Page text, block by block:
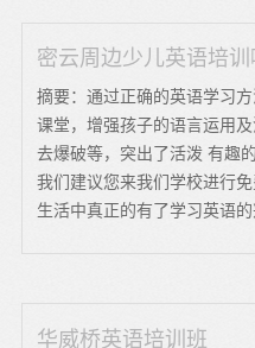
密云周边少儿英语培训
摘要：通过正确的英语学习
课堂，增强孩子的语言运用
去爆破等，突出了活泼 有趣
我们建议您来我们学校进行
生活中真正的有了学习英语
华威桥英语培训班